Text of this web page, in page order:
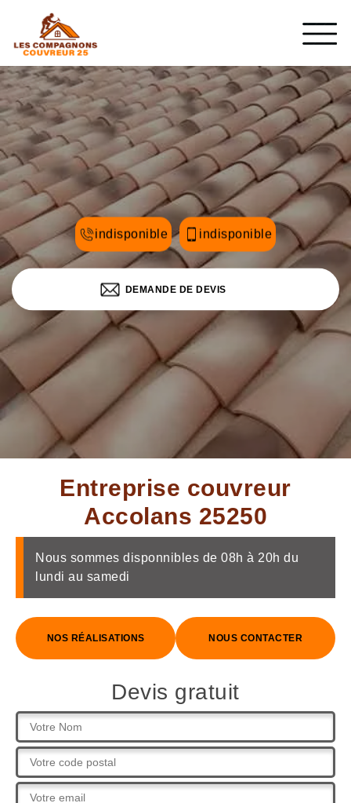
indisponible indisponible
DEMANDE DE DEVIS
Entreprise couvreur
Accolans 25250
Nous sommes disponnibles de 08h à 20h du
lundi au samedi
NOS RÉALISATIONS NOUS CONTACTER
Devis gratuit